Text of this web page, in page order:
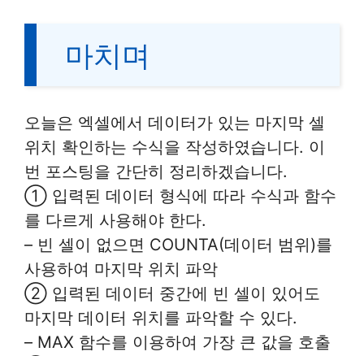
마치며
오늘은 엑셀에서 데이터가 있는 마지막 셀
위치 확인하는 수식을 작성하였습니다. 이
번 포스팅을 간단히 정리하겠습니다.
① 입력된 데이터 형식에 따라 수식과 함수
를 다르게 사용해야 한다.
– 빈 셀이 없으면 COUNTA(데이터 범위)를
사용하여 마지막 위치 파악
② 입력된 데이터 중간에 빈 셀이 있어도
마지막 데이터 위치를 파악할 수 있다.
– MAX 함수를 이용하여 가장 큰 값을 호출